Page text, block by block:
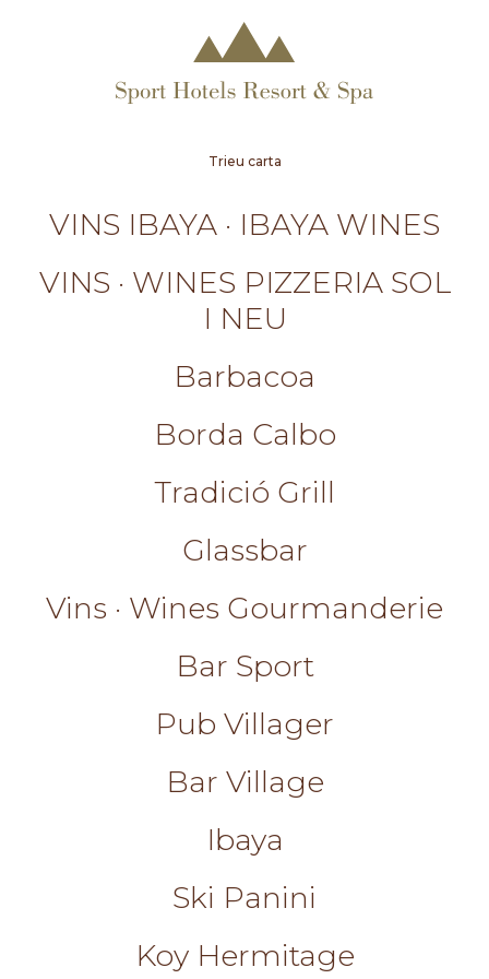
Trieu carta
VINS IBAYA · IBAYA WINES
VINS · WINES PIZZERIA SOL
I NEU
Barbacoa
Borda Calbo
Tradició Grill
Glassbar
Vins · Wines Gourmanderie
Bar Sport
Pub Villager
Bar Village
Ibaya
Ski Panini
Koy Hermitage